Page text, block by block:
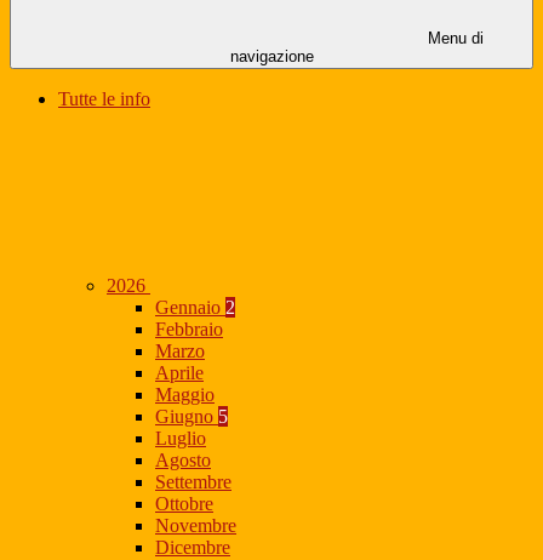
Menu di
navigazione
Tutte le info
2026
Gennaio 2
Febbraio
Marzo
Aprile
Maggio
Giugno 5
Luglio
Agosto
Settembre
Ottobre
Novembre
Dicembre